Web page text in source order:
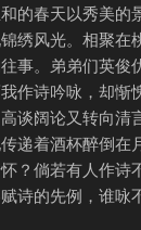
的春天以秀美的
绣风光。相聚在
事。弟弟们英俊
作诗吟咏，却惭
谈阔论又转向清
递着酒杯醉倒在
？倘若有人作诗
诗的先例，谁咏